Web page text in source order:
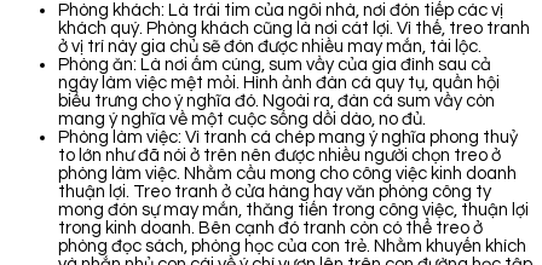
Phòng khách: Là trái tim của ngôi nhà, nơi đón tiếp các vị
khách quý. Phòng khách cũng là nơi cát lợi. Vì thế, treo tranh
ở vị trí này gia chủ sẽ đón được nhiều may mắn, tài lộc.
Phòng ăn: Là nơi ấm cúng, sum vầy của gia đình sau cả
ngày làm việc mệt mỏi. Hình ảnh đàn cá quy tụ, quần hội
biểu trưng cho ý nghĩa đó. Ngoài ra, đàn cá sum vầy còn
mang ý nghĩa về một cuộc sống dồi dào, no đủ.
Phòng làm việc: Vì tranh cá chép mang ý nghĩa phong thuỷ
to lớn như đã nói ở trên nên được nhiều người chọn treo ở
phòng làm việc. Nhằm cầu mong cho công việc kinh doanh
thuận lợi. Treo tranh ở cửa hàng hay văn phòng công ty
mong đón sự may mắn, thăng tiến trong công việc, thuận lợi
trong kinh doanh. Bên cạnh đó tranh còn có thể treo ở
phòng đọc sách, phòng học của con trẻ. Nhằm khuyến khích